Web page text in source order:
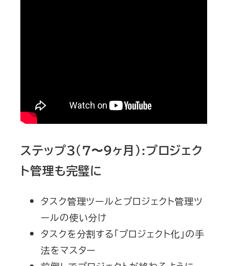
ステップ３（７〜９ヶ月）:プロジェク
ト管理も完璧に
タスク管理ツールとプロジェクト管理ツ
ールの使い分け
タスクを分割する「プロジェクト化」の手
法をマスター